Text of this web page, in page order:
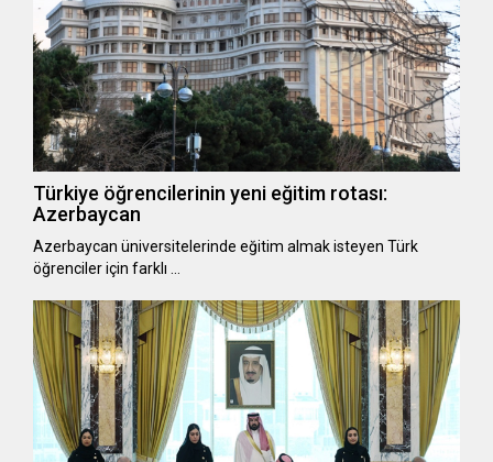
Türkiye öğrencilerinin yeni eğitim rotası:
Azerbaycan
Azerbaycan üniversitelerinde eğitim almak isteyen Türk
öğrenciler için farklı …